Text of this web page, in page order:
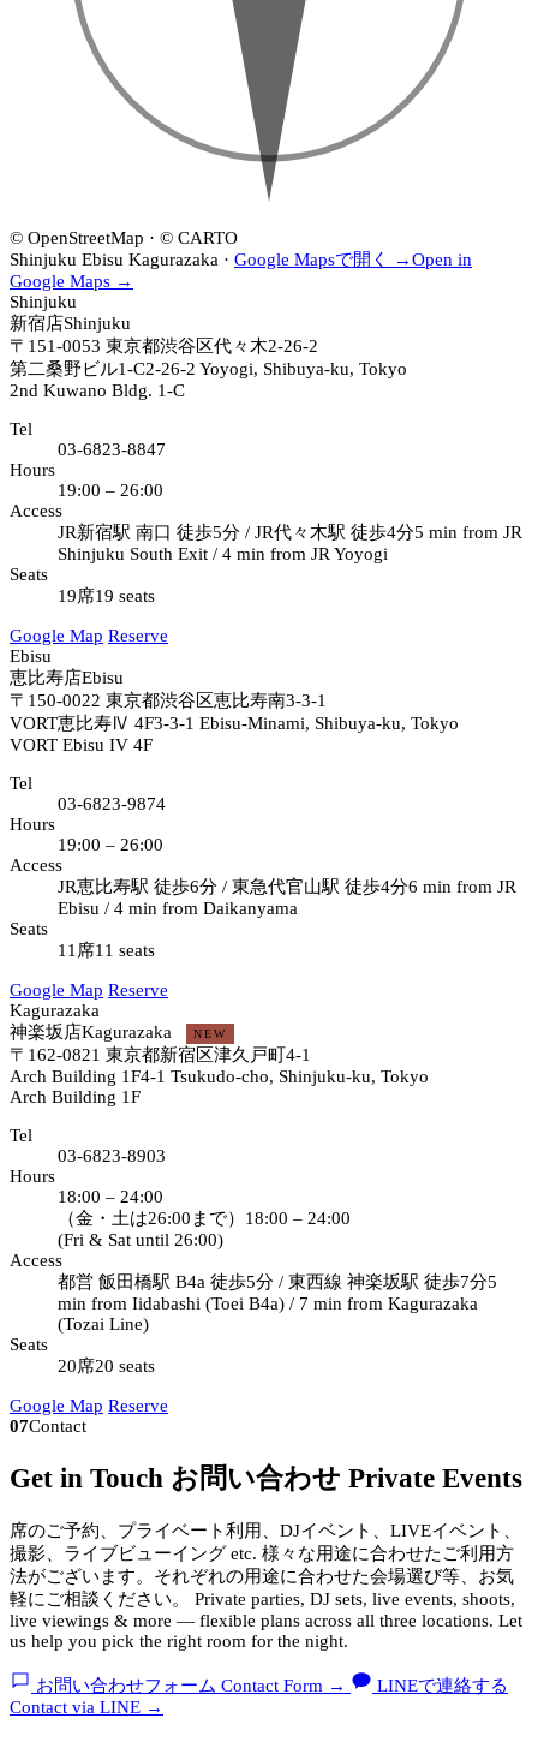
新
宿
店
19:00–
26:00
EBISU
恵
比
·
19:00–
26:00
© OpenStreetMap · © CARTO
Shinjuku Ebisu Kagurazaka · Google Mapsで開く →Open in
Google Maps →
Shinjuku
新宿店Shinjuku
〒151-0053 東京都渋谷区代々木2-26-2
第二桑野ビル1-C2-26-2 Yoyogi, Shibuya-ku, Tokyo
2nd Kuwano Bldg. 1-C
Tel
03-6823-8847
Hours
19:00 – 26:00
Access
JR新宿駅 南口 徒歩5分 / JR代々木駅 徒歩4分5 min from JR
Shinjuku South Exit / 4 min from JR Yoyogi
Seats
19席19 seats
Google Map Reserve
Ebisu
恵比寿店Ebisu
〒150-0022 東京都渋谷区恵比寿南3-3-1
VORT恵比寿Ⅳ 4F3-3-1 Ebisu-Minami, Shibuya-ku, Tokyo
VORT Ebisu IV 4F
Tel
03-6823-9874
Hours
19:00 – 26:00
Access
JR恵比寿駅 徒歩6分 / 東急代官山駅 徒歩4分6 min from JR
Ebisu / 4 min from Daikanyama
Seats
11席11 seats
Google Map Reserve
Kagurazaka
神楽坂店Kagurazaka NEW
〒162-0821 東京都新宿区津久戸町4-1
Arch Building 1F4-1 Tsukudo-cho, Shinjuku-ku, Tokyo
Arch Building 1F
Tel
03-6823-8903
Hours
18:00 – 24:00
（金・土は26:00まで） 18:00 – 24:00
(Fri & Sat until 26:00)
Access
都営 飯田橋駅 B4a 徒歩5分 / 東西線 神楽坂駅 徒歩7分5
min from Iidabashi (Toei B4a) / 7 min from Kagurazaka
(Tozai Line)
Seats
20席20 seats
Google Map Reserve
07Contact
Get in Touch お問い合わせ Private Events
席のご予約、プライベート利用、DJイベント、LIVEイベント、
撮影、ライブビューイング etc. 様々な用途に合わせたご利用方
法がございます。それぞれの用途に合わせた会場選び等、お気
軽にご相談ください。
Private parties, DJ sets, live events, shoots,
live viewings & more — flexible plans across all three locations. Let
us help you pick the right room for the night.
お問い合わせフォーム Contact Form →
LINEで連絡する
Contact via LINE →